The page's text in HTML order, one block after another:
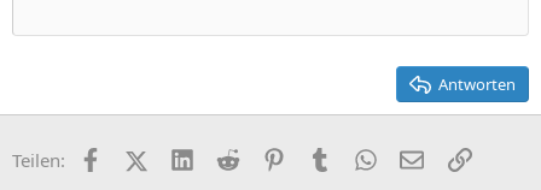
22
Times New Roman
Antworten
Teilen: FacebookX (Twitter)
LinkedIn
Reddit PinterestTumblr WhatsApp
E-MailLink